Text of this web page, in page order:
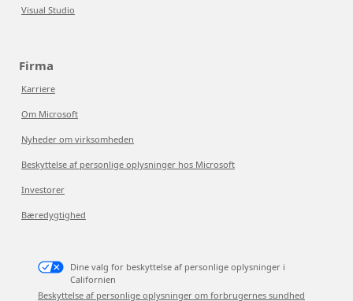
Visual Studio
Firma
Karriere
Om Microsoft
Nyheder om virksomheden
Beskyttelse af personlige oplysninger hos Microsoft
Investorer
Bæredygtighed
Dine valg for beskyttelse af personlige oplysninger i
Californien
Beskyttelse af personlige oplysninger om forbrugernes sundhed